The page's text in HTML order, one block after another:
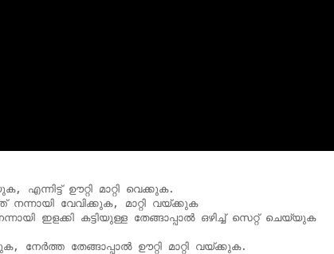
ഊറ്റി മാറ്റി വെക്കുക.
വേവിക്കുക, മാറ്റി വയ്ക്കുക
ഇളക്കി കട്ടിയുള്ള തേങ്ങാപ്പാൽ ഒഴിച്ച് സെറ്റ് ചെയ്യുക
നേർത്ത തേങ്ങാപ്പാൽ ഊറ്റി മാറ്റി വയ്ക്കുക.